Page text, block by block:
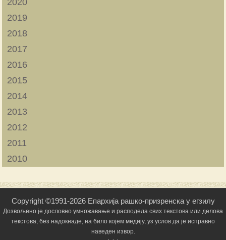
2020
2019
2018
2017
2016
2015
2014
2013
2012
2011
2010
Copyright ©1991-2026 Епархија рашко-призренска у егзилу
Дозвољено је дословно умножавање и расподела свих текстова или делова
текстова, без надокнаде, на било којем медију, уз услов да је исправно
наведен извор.